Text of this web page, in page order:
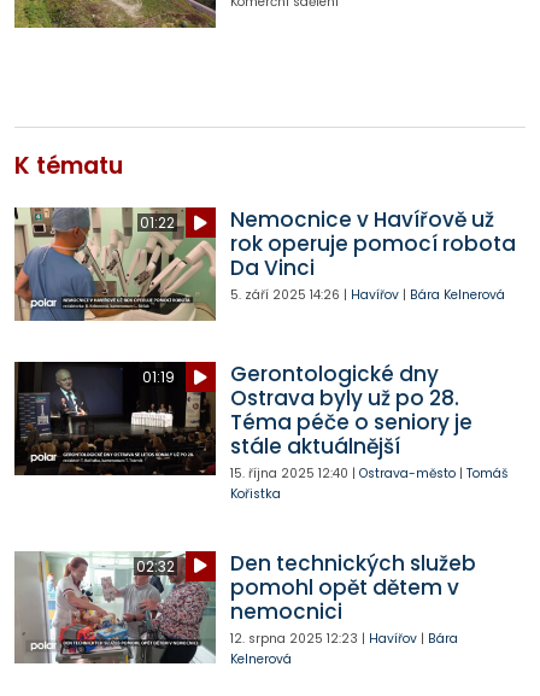
K tématu
01:22
Nemocnice v Havířově už
rok operuje pomocí robota
Da Vinci
5. září 2025 14:26 | Havířov| Bára Kelnerová
01:19
Gerontologické dny
Ostrava byly už po 28.
Téma péče o seniory je
stále aktuálnější
15. října 2025 12:40 | Ostrava-město| Tomáš
Kořistka
02:32
Den technických služeb
pomohl opět dětem v
nemocnici
12. srpna 2025 12:23 | Havířov| Bára
Kelnerová